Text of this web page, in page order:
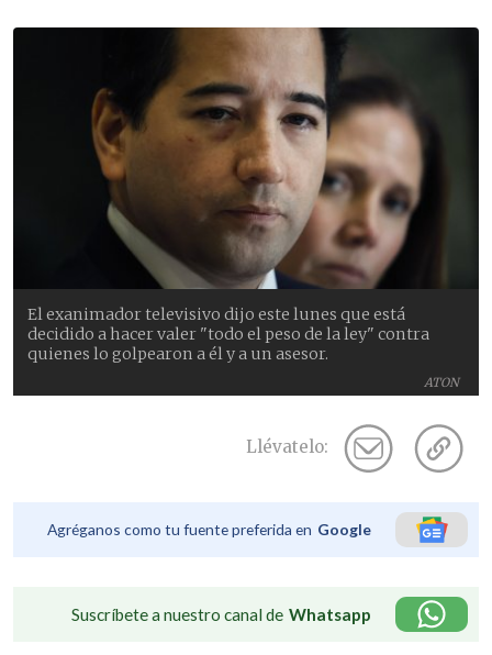
ATON
El exanimador televisivo dijo este lunes que está
decidido a hacer valer "todo el peso de la ley" contra
quienes lo golpearon a él y a un asesor.
Llévatelo:
Agréganos como tu fuente preferida en Google
Suscríbete a nuestro canal de Whatsapp